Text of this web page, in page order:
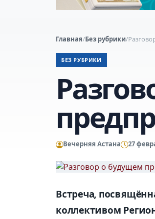
Главная/Без рубрики/
БЕЗ РУБРИКИ
Вечерняя Астана 27
Встреча,
коллективом